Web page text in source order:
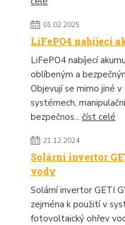
01.02.2025
LiFePO4 nabíjecí
LiFePO4 nabíjecí
oblíbeným a
Objevují se mimo jiné v
systémech,
bezpečnos... číst celé
21.12.2024
Solární invertor
vody
Solární invertor GETI
zejména k použití v
fotovoltaický ohřev